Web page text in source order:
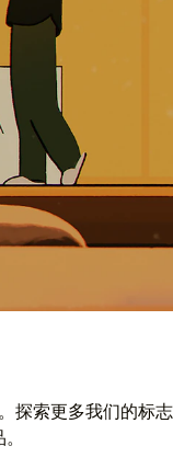
探索更多我们的标志